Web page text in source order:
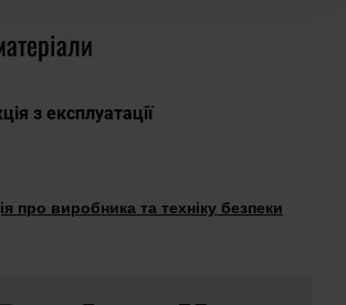
з експлуатації
про виробника та техніку безпеки